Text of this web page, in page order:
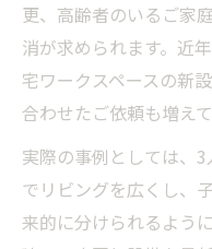
更、高齢者のいるご家
消が求められます。近
宅ワークスペースの新
合わせたご依頼も増えて
実際の事例としては、
でリビングを広くし、
来的に分けられるよう